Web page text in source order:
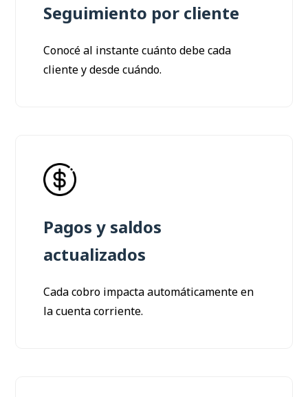
Seguimiento por cliente
Conocé al instante cuánto debe cada
cliente y desde cuándo.
Pagos y saldos
actualizados
Cada cobro impacta automáticamente en
la cuenta corriente.